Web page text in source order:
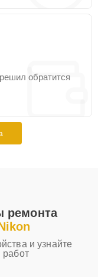
обратится
ремонта
и узнайте
работ